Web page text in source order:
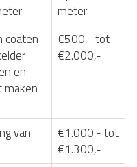
meter
coaten
en
maken
€500,- tot
€2.000,-
van
€1.000,- tot
€1.300,-